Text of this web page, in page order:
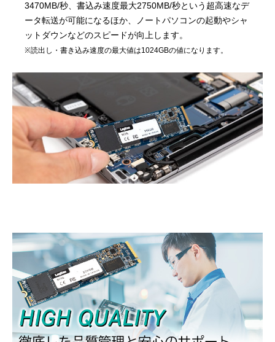
3470MB/秒、書込み速度最大2750MB/秒という超高速なデ
ータ転送が可能になるほか、ノートパソコンの起動やシャ
ットダウンなどのスピードが向上します。
※読出し・書き込み速度の最大値は1024GBの値になります。